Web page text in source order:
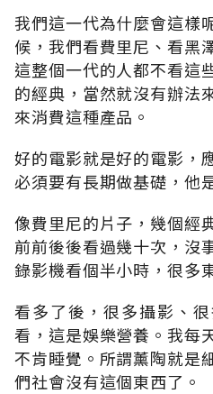
我們這一代為什麼會這樣
候，我們看費里尼、看黑
這整個一代的人都不看這
的經典，當然就沒有辦法
來消費這種產品。
好的電影就是好的電影，
必須要有長期做基礎，他
像費里尼的片子，幾個經
前前後後看過幾十次，沒
錄影機看個半小時，很多
看多了後，很多攝影、
看，這是娛樂營養。我每
不肯睡覺。所謂薰陶就是
們社會沒有這個東西了。